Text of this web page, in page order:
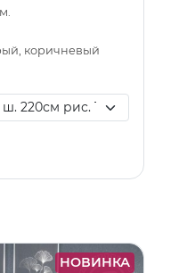
коричневый
НОВИНКА